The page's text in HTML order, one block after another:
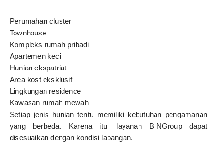
Perumahan cluster
Townhouse
Kompleks rumah pribadi
Apartemen kecil
Hunian ekspatriat
Area kost eksklusif
Lingkungan residence
Kawasan rumah mewah
Setiap jenis hunian tentu memiliki kebutuhan pengamanan
yang berbeda. Karena itu, layanan BINGroup dapat
disesuaikan dengan kondisi lapangan.